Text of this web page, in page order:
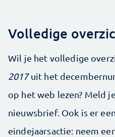
Volledige
Wil je het volledige
2017uit het
op het web lezen? Meld
nieuwsbrief. Ook is er
eindejaarsactie: neem